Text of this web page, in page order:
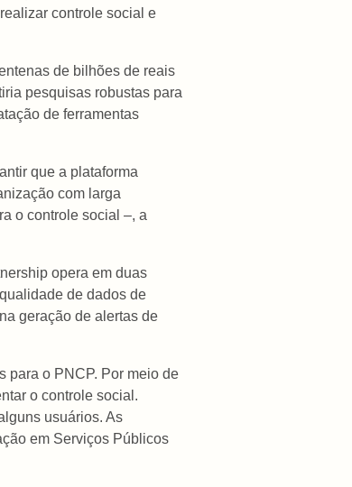
controle social e
de bilhões de reais
pesquisas robustas para
de ferramentas
que a plataforma
com larga
o controle social –, a
opera em duas
de dados de
geração de alertas de
para o PNCP. Por meio de
o controle social.
usuários. As
em Serviços Públicos